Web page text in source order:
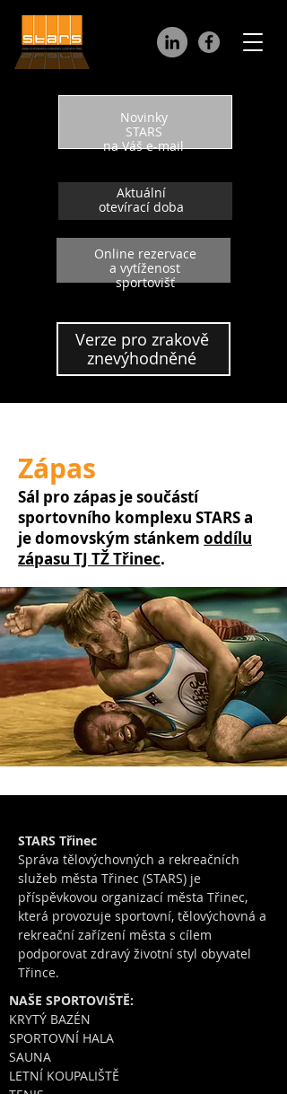
Verze pro zrakově
znevýhodněné
Online rezervace
a vytíženost
sportovišť
Aktuální
otevírací doba
Novinky
STARS
na Váš e-mail
Zápas
Sál pro zápas je součástí
sportovního komplexu STARS a
je domovským stánkem oddílu
zápasu TJ TŽ Třinec.
STARS Třinec
Správa tělovýchovných a rekreačních
služeb města Třinec (STARS) je
příspěvkovou organizací města Třinec,
která provozuje sportovní, tělovýchovná a
rekreační zařízení města s cílem
podporovat zdravý životní styl obyvatel
Třince.
NAŠE SPORTOVIŠTĚ:
KRYTÝ BAZÉN
SPORTOVNÍ HALA
SAUNA
LETNÍ KOUPALIŠTĚ